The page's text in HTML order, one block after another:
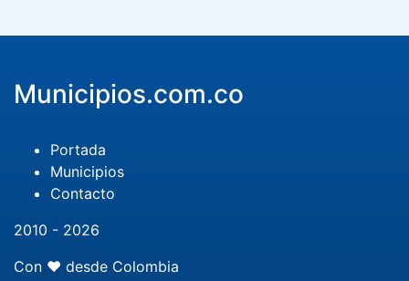
Municipios.com.co
Portada
Municipios
Contacto
2010 - 2026
Con ❤️ desde Colombia